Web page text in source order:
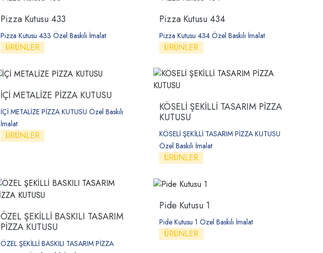
Pizza Kutusu 433
Pizza Kutusu 433 Özel Baskılı İmalat
ÜRÜNLER
Pizza Kutusu 434
Pizza Kutusu 434 Özel Baskılı İmalat
ÜRÜNLER
İÇİ METALİZE PİZZA KUTUSU
İÇİ METALİZE PİZZA KUTUSU Özel Baskılı
İmalat
ÜRÜNLER
KÖSELİ ŞEKİLLİ TASARIM PİZZA
KUTUSU
KÖSELİ ŞEKİLLİ TASARIM PİZZA KUTUSU
Özel Baskılı İmalat
ÜRÜNLER
ÖZEL ŞEKİLLİ BASKILI TASARIM
PİZZA KUTUSU
ÖZEL ŞEKİLLİ BASKILI TASARIM PİZZA
Pide Kutusu 1
Pide Kutusu 1 Özel Baskılı İmalat
ÜRÜNLER